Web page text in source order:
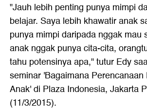
"Jauh lebih penting punya mimpi
belajar. Saya lebih khawatir anak
punya mimpi daripada nggak mau
anak nggak punya cita-cita,
tahu potensinya apa," tutur Edy
seminar 'Bagaimana Perencanaan
Anak' di Plaza Indonesia, Jakarta
(11/3/2015).